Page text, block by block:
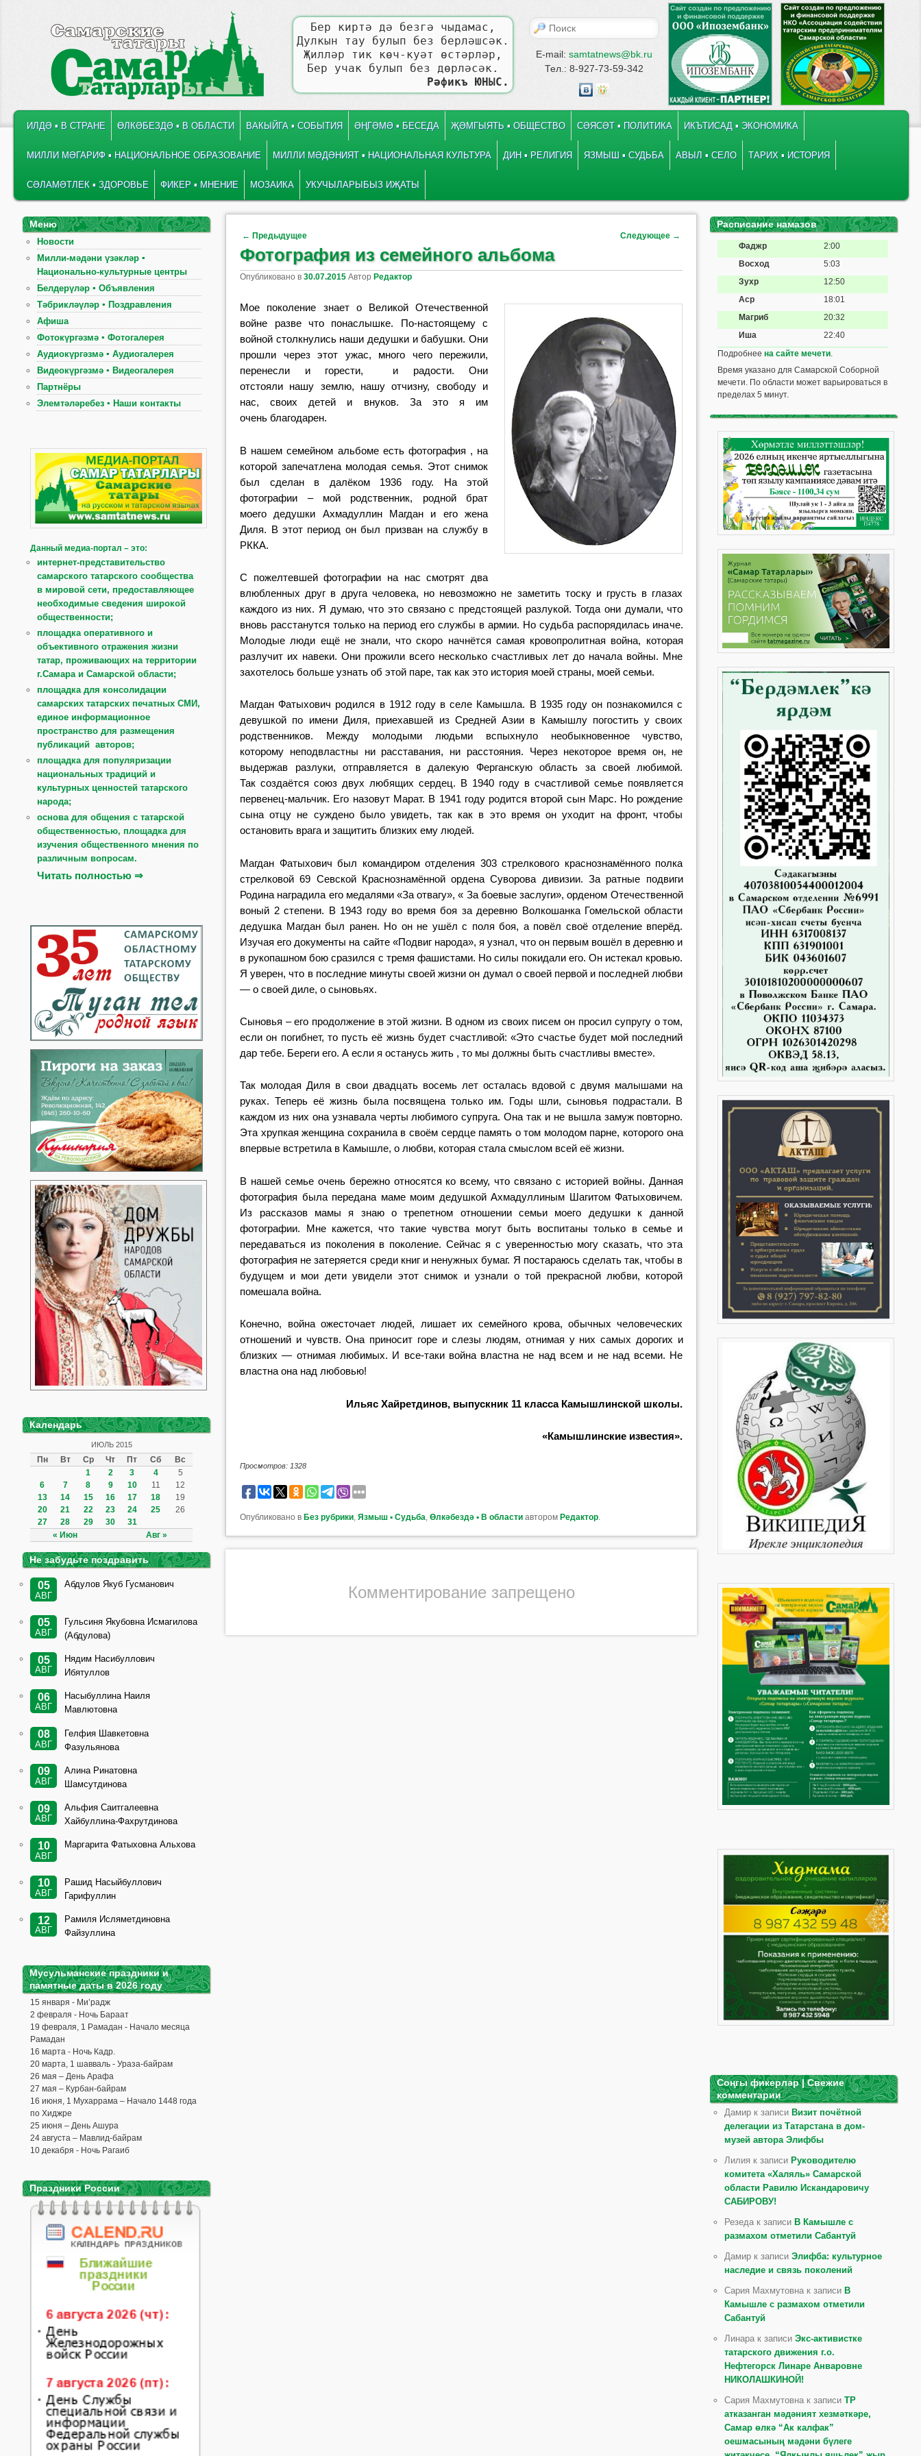
Бер киртә дә безгә чыдамас,
Дулкын тау булып без берләшсәк.
Җилләр тик көч-куәт өстәрләр,
Бер учак булып без дөрләсәк.
Рәфикъ ЮНЫС.
E-mail: samtatnews@bk.ru
Тел.: 8-927-73-59-342
ПЕРЕЙТИ К ОСНОВНОМУ СОДЕРЖИМОМУ
ПЕРЕЙТИ К ДОПОЛНИТЕЛЬНОМУ СОДЕРЖИМОМУ
ИЛДӘ ▪ В СТРАНЕ ӨЛКӘБЕЗДӘ ▪ В ОБЛАСТИ ВАКЫЙГА ▪ СОБЫТИЯ ӘҢГӘМӘ ▪ БЕСЕДА ҖӘМГЫЯТЬ ▪ ОБЩЕСТВО СӘЯСӘТ ▪ ПОЛИТИКА ИКЪТИСАД ▪ ЭКОНОМИКА
МИЛЛИ МӘГАРИФ ▪ НАЦИОНАЛЬНОЕ ОБРАЗОВАНИЕ МИЛЛИ МӘДӘНИЯТ ▪ НАЦИОНАЛЬНАЯ КУЛЬТУРА ДИН ▪ РЕЛИГИЯ ЯЗМЫШ ▪ СУДЬБА АВЫЛ ▪ СЕЛО ТАРИХ ▪ ИСТОРИЯ
СӘЛАМӘТЛЕК ▪ ЗДОРОВЬЕ ФИКЕР ▪ МНЕНИЕ МОЗАИКА УКУЧЫЛАРЫБЫЗ ИҖАТЫ
Навигация по записям
← Предыдущее Следующее →
Фотография из семейного альбома
Опубликовано в30.07.2015 АвторРедактор
Мое поколение знает о Великой Отечественной
войне разве что понаслышке. По-настоящему с
войной столкнулись наши дедушки и бабушки. Они
прошли через этот ужас, много чего пережили,
перенесли и горести, и радости. Они
отстояли нашу землю, нашу отчизну, свободу и
нас, своих детей и внуков. За это я им
оченьблагодарен.
В нашем семейном альбоме есть фотография , на
которой запечатлена молодая семья. Этот снимок
был сделан в далёком 1936 году. Наэтой
фотографии – мой родственник, родной брат
моего дедушки Ахмадуллин Магдан и его жена
Диля. В этот период он был призван на службу в
РККА.
С пожелтевшей фотографии на нас смотрят два
влюбленных друг в друга человека, но невозможно не заметить тоску и грусть в глазах
каждого из них. Я думаю, что это связано с предстоящей разлукой. Тогдаони думали, что
вновь расстанутся только на период его службы в армии. Но судьба распорядилась иначе.
Молодые люди ещё не знали, что скоро начнётся самая кровопролитная война, которая
разлучит их навеки. Они прожили всего несколько счастливых лет до начала войны. Мне
захотелось больше узнать об этой паре, так как это история моей страны, моей семьи.
Магдан Фатыхович родился в 1912 году в селе Камышла. В 1935 году он познакомился с
девушкой по имени Диля, приехавшей из Средней Азии в Камышлу погостить у своих
родственников. Между молодыми людьми вспыхнуло необыкновенное чувство,
которому неподвластны ни расставания, ни расстояния. Через некоторое время он, не
выдержав разлуки, отправляется в далекую Ферганскую область за своей любимой.
Таксоздаётся союз двух любящих сердец. В 1940 году всчастливой семье появляется
первенец-мальчик. Его назовут Марат. В 1941 году родится второй сын Марс. Но рождение
сына отцу не суждено было увидеть, так как в это время он уходит на фронт, чтобы
остановить врага и защитить близкихему людей.
Магдан Фатыхович был командиром отделения 303стрелкового краснознамённого полка
стрелковой 69 Севской Краснознамённойордена Суворова дивизии. За ратные подвиги
Родина наградила его медалями «Заотвагу», « За боевые заслуги», орденом Отечественной
воный 2 степени. В 1943 году во время боя за деревню Волкошанка Гомельской области
дедушка Магданбыл ранен. Но он не ушёл с поля боя, а повёл своё отделение вперёд.
Изучая его документы на сайте «Подвиг народа», я узнал, что он первым вошёл в деревню и
в рукопашном бою сразился с тремя фашистами. Но силы покидали его. Он истекал кровью.
Я уверен, что в последние минуты своей жизнион думал о своей первой и последней любви
— о своей диле, о сыновьях.
Сыновья – его продолжение в этой жизни. В одном из своих писем он просил супругу о том,
если он погибнет, то пусть её жизнь будетсчастливой: «Это счастье будет мой последний
дар тебе. Береги его. А если я останусьжить , то мы должны бытьсчастливы вместе».
Так молодая Диля в свои двадцать восемь лет осталась вдовой с двумя малышами на
руках. Теперь её жизнь была посвящена только им. Годы шли, сыновья подрастали. В
каждом из них она узнавала черты любимого супруга. Она так и не вышла замуж повторно.
Эта хрупкая женщина сохранила в своём сердце память отом молодом парне, которого она
впервые встретила в Камышле, о любви, которая стала смыслом всей еёжизни.
В нашей семье очень бережно относятся ко всему,что связано с историей войны. Данная
фотография была передана маме моим дедушкой Ахмадуллиным Шагитом Фатыховичем.
Из рассказов мамы я знаю о трепетном отношении семьи моего дедушки к данной
фотографии. Мне кажется, что такиечувства могут быть воспитаны только в семье и
передаваться из поколения в поколение. Сейчас я с уверенностью могу сказать, что эта
фотография не затеряется среди книг и ненужных бумаг. Я постараюсь сделать так, чтобы в
будущем и мои дети увидели этот снимок и узнали отой прекрасной любви, которой
помешала война.
Конечно, война ожесточает людей, лишает их семейного крова, обычных человеческих
отношений и чувств.Она приносит горе и слезы людям, отнимая у них самых дорогих и
близких — отнимая любимых. И все-таки война властна не над всем и не над всеми. Не
властна она над любовью!
Ильяс Хайретдинов, выпускник 11 класса Камышлинской школы.
«Камышлинские известия».
Просмотров: 1328
Опубликовано в Без рубрики,Язмыш ▪ Судьба,Өлкәбездә ▪ В области автором Редактор.
Комментирование запрещено
Меню
Новости
Милли-мәдәни үзәкләр ▪
Национально-культурные центры
Белдерүләр ▪ Объявления
Тәбрикләүләр ▪ Поздравления
Афиша
Фотокүргәзмә ▪ Фотогалерея
Аудиокүргәзмә ▪ Аудиогалерея
Видеокүргәзмә ▪ Видеогалерея
Партнёры
Элемтәләребез ▪ Наши контакты
Данный медиа-портал – это:
интернет-представительство
самарского татарского сообщества
в мировой сети, предоставляющее
необходимые сведения широкой
общественности;
площадка оперативного и
объективного отражения жизни
татар, проживающих на территории
г.Самара и Самарской области;
площадка для консолидации
самарских татарских печатных СМИ,
единое информационное
пространство для размещения
публикаций авторов;
площадка для популяризации
национальных традиций и
культурных ценностей татарского
народа;
основа для общения с татарской
общественностью, площадка для
изучения общественного мнения по
различным вопросам.
Читать полностью ⇒
Календарь
ИЮЛЬ 2015
Пн Вт Ср Чт Пт Сб Вс
« Июн Авг »
1 2 3 4
5
6
7 8 9 10 11
12
13
14 15 16 17 18
19
20
21 22 23 24 25
26
27
28 29 30 31
Не забудьте поздравить
05
АВГ
Абдулов Якуб Гусманович
05
АВГ
Гульсиня Якубовна Исмагилова
(Абдулова)
05
АВГ
Нядим Насибуллович
Ибятуллов
06
АВГ
Насыбуллина Наиля
Мавлютовна
08
АВГ
Гелфия Шавкетовна
Фазульянова
09
АВГ
Алина Ринатовна
Шамсутдинова
09
АВГ
Альфия Саитгалеевна
Хайбуллина-Фахрутдинова
10
АВГ
Маргарита Фатыховна Альхова
10
АВГ
Рашид Насыйбуллович
Гарифуллин
12
АВГ
Рамиля Исляметдиновна
Файзуллина
Мусульманские праздники и
памятные даты в 2026 году
15 января - Ми’радж
2 февраля - Ночь Бараат
19 февраля, 1 Рамадан - Начало месяца
Рамадан
16 марта - Ночь Кадр.
20 марта, 1 шавваль - Ураза-байрам
26 мая – День Арафа
27 мая – Курбан-байрам
16 июня, 1 Мухаррама – Начало 1448 года
по Хиджре
25 июня – День Ашура
24 августа – Мавлид-байрам
10 декабря - Ночь Рагаиб
Праздники России
Расписание намазов
Фаджр
2:00
Восход
5:03
Зухр
12:50
Аср
18:01
Магриб
20:32
Иша
22:40
Подробнеена сайте мечети.
Время указано для Самарской Соборной
мечети. По области может варьироваться в
пределах 5 минут.
Соңгы фикерләр | Свежие
комментарии
Дамир к записи Визит почётной
делегации из Татарстана в дом-
музей автора Элифбы
Лилия к записи Руководителю
комитета «Халяль» Самарской
области Равилю Искандаровичу
САБИРОВУ!
Резеда к записи В Камышле с
размахом отметили Сабантуй
Дамир к записиЭлифба: культурное
наследие и связь поколений
Сария Махмутовна к записи В
Камышле с размахом отметили
Сабантуй
Линара к записиЭкс-активистке
татарского движения г.о.
Нефтегорск Линаре Анваровне
НИКОЛАШКИНОЙ!
Сария Махмутовна к записиТР
атказанган мәдәният хезмәткәре,
Самар өлкә “Ак калфак”
оешмасының мәдәни бүлеге